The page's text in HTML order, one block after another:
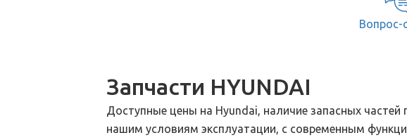
Вопрос-
Запчасти HYUNDAI
Доступные цены на Hyundai, наличие запасных
нашим условиям эксплуатации, с современным